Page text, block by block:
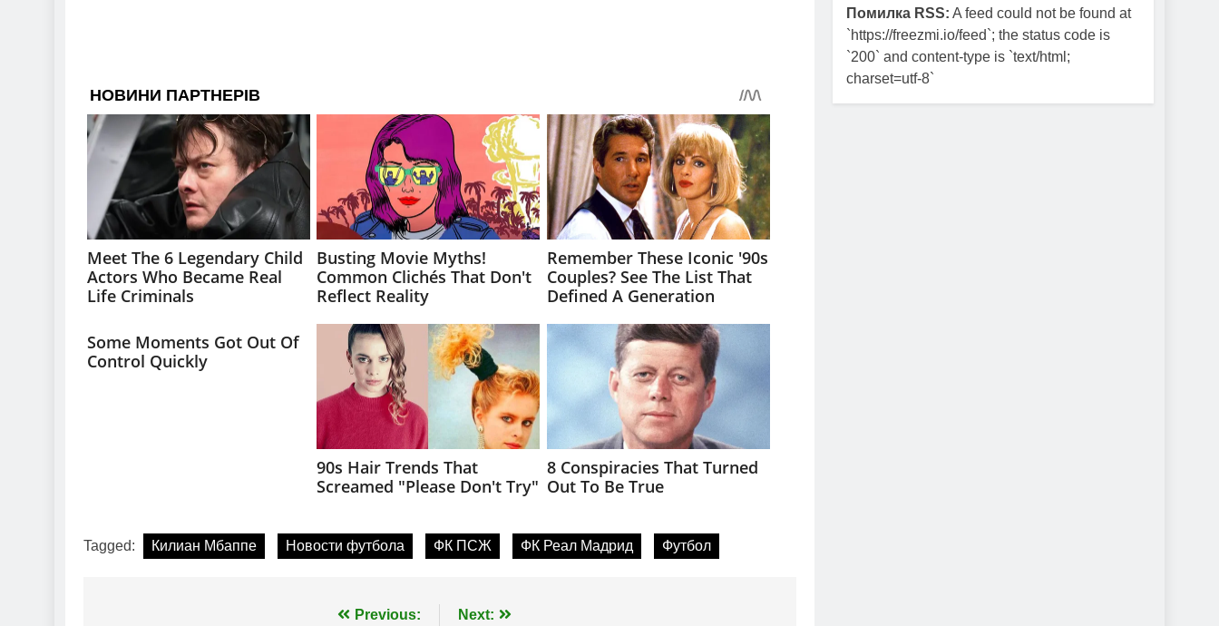
Tagged: Килиан Мбаппе Новости футбола ФК ПСЖ ФК Реал Мадрид Футбол
Previous: Next:
Помилка RSS: A feed could not be found at
`https://freezmi.io/feed`; the status code is
`200` and content-type is `text/html;
charset=utf-8`